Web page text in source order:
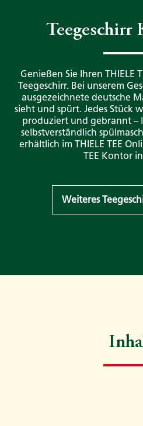
Teegeschirr
Genießen Sie Ihren THIELE
Teegeschirr. Bei unserem
ausgezeichnete deutsche
sieht und spürt. Jedes Stück
produziert und gebrannt –
selbstverständlich
erhältlich im THIELE TEE
TEE Kontor
Weiteres